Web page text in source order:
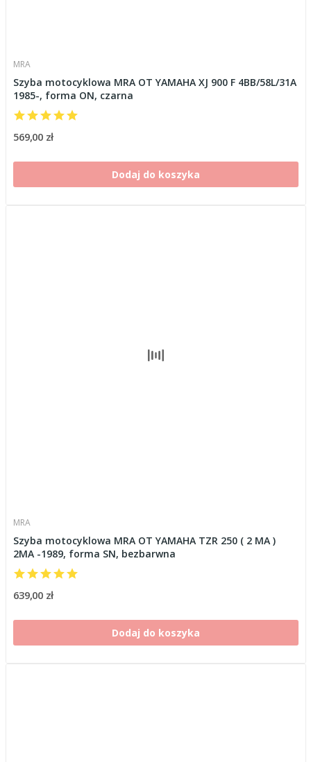
MRA
Szyba motocyklowa MRA OT YAMAHA XJ 900 F 4BB/58L/31A
1985-, forma ON, czarna
569,00 zł
Dodaj do koszyka
MRA
Szyba motocyklowa MRA OT YAMAHA TZR 250 ( 2 MA )
2MA -1989, forma SN, bezbarwna
639,00 zł
Dodaj do koszyka